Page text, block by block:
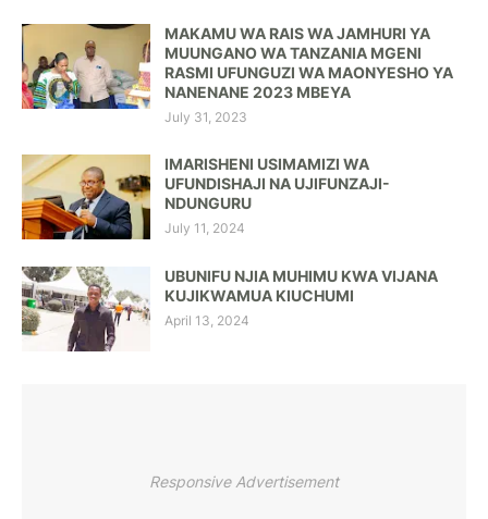
MAKAMU WA RAIS WA JAMHURI YA
MUUNGANO WA TANZANIA MGENI
RASMI UFUNGUZI WA MAONYESHO YA
NANENANE 2023 MBEYA
July 31, 2023
IMARISHENI USIMAMIZI WA
UFUNDISHAJI NA UJIFUNZAJI-
NDUNGURU
July 11, 2024
UBUNIFU NJIA MUHIMU KWA VIJANA
KUJIKWAMUA KIUCHUMI
April 13, 2024
Responsive Advertisement